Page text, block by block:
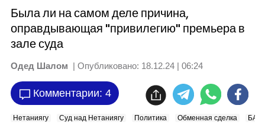
Была ли на самом деле причина,
оправдывающая "привилегию" премьера в
зале суда
Одед Шалом | Опубликовано: 18.12.24 | 06:24
Комментарии: 4
Нетаниягу Суд над Нетаниягу Политика Обменная сделка